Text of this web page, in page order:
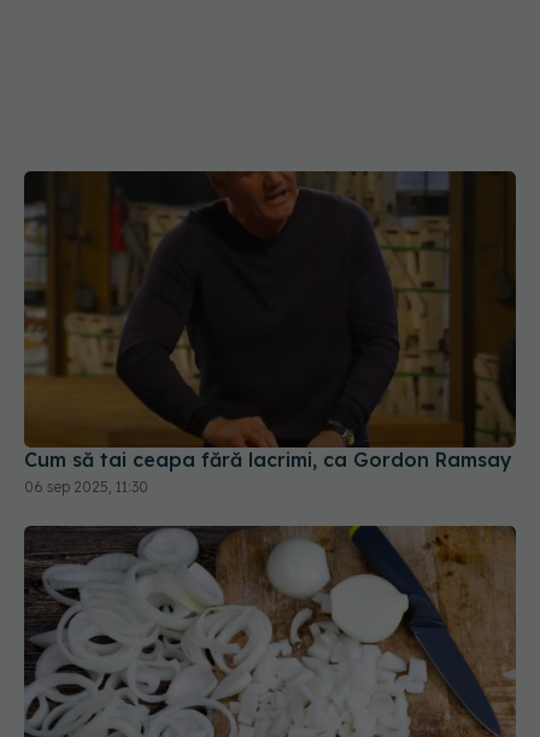
Cum să tai ceapa fără lacrimi, ca Gordon Ramsay
06 sep 2025, 11:30